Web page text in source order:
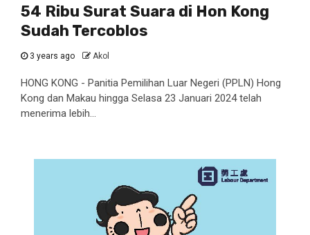
54 Ribu Surat Suara di Hon Kong
Sudah Tercoblos
3 years ago Akol
HONG KONG - Panitia Pemilihan Luar Negeri (PPLN) Hong
Kong dan Makau hingga Selasa 23 Januari 2024 telah
menerima lebih...